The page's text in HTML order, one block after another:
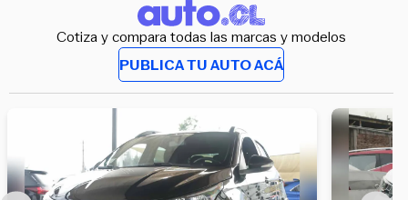
Cotiza y compara todas las marcas y modelos
PUBLICA TU AUTO ACÁ